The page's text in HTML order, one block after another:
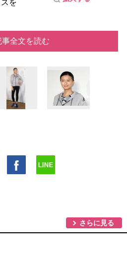
を
事全文を読む
さらに見る